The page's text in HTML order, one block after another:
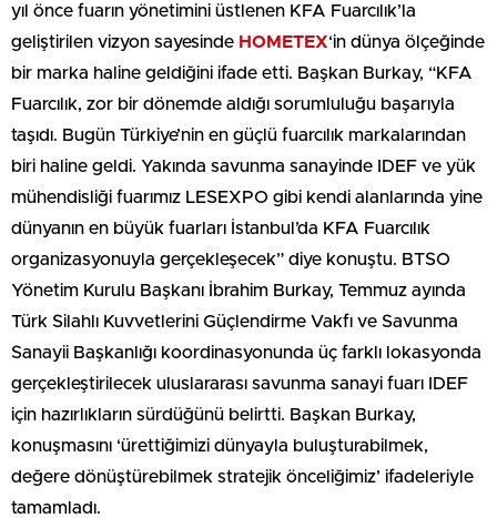
yıl önce fuarın yönetimini üstlenen KFA Fuarcılık’la
geliştirilen vizyon sayesinde HOMETEX‘in dünya ölçeğinde
bir marka haline geldiğini ifade etti. Başkan Burkay, “KFA
Fuarcılık, zor bir dönemde aldığı sorumluluğu başarıyla
taşıdı. Bugün Türkiye’nin en güçlü fuarcılık markalarından
biri haline geldi. Yakında savunma sanayinde IDEF ve yük
mühendisliği fuarımız LESEXPO gibi kendi alanlarında yine
dünyanın en büyük fuarları İstanbul’da KFA Fuarcılık
organizasyonuyla gerçekleşecek” diye konuştu. BTSO
Yönetim Kurulu Başkanı İbrahim Burkay, Temmuz ayında
Türk Silahlı Kuvvetlerini Güçlendirme Vakfı ve Savunma
Sanayii Başkanlığı koordinasyonunda üç farklı lokasyonda
gerçekleştirilecek uluslararası savunma sanayi fuarı IDEF
için hazırlıkların sürdüğünü belirtti. Başkan Burkay,
konuşmasını ‘ürettiğimizi dünyayla buluşturabilmek,
değere dönüştürebilmek stratejik önceliğimiz’ ifadeleriyle
tamamladı.